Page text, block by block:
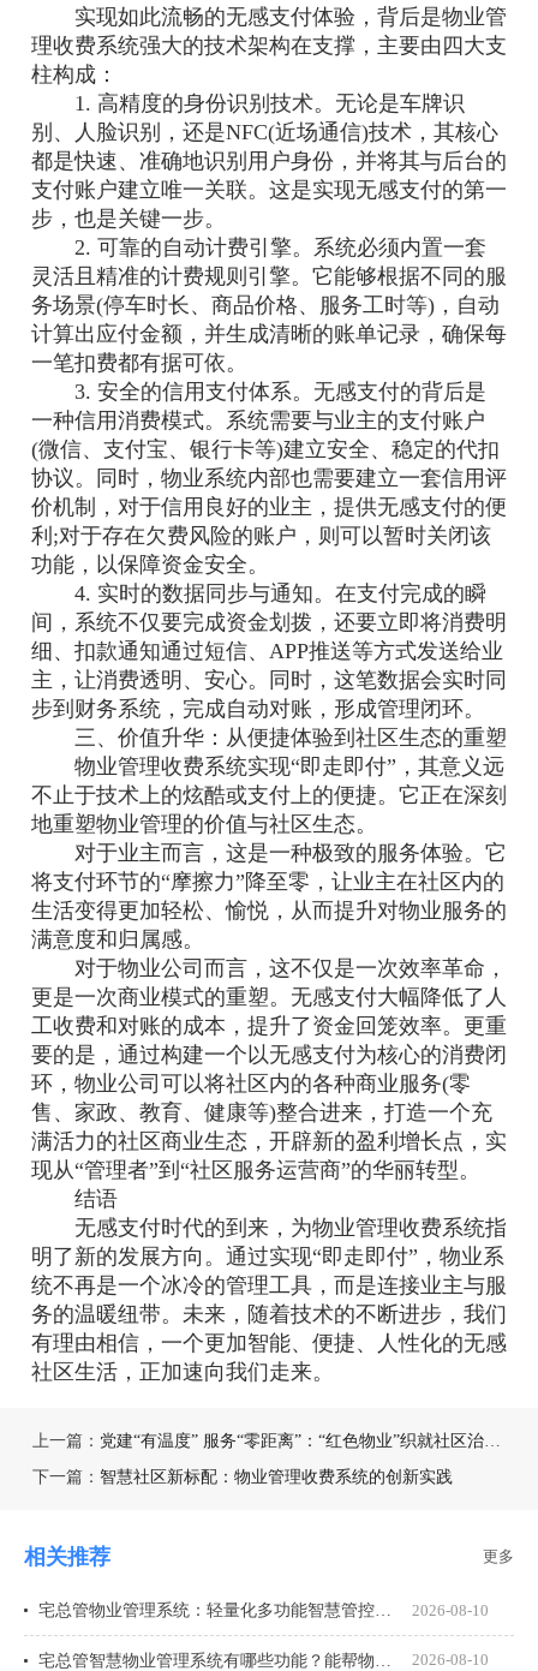
实现如此流畅的无感支付体验，背后是物业管
理收费系统强大的技术架构在支撑，主要由四大支
柱构成：
1. 高精度的身份识别技术。无论是车牌识
别、人脸识别，还是NFC(近场通信)技术，其核心
都是快速、准确地识别用户身份，并将其与后台的
支付账户建立唯一关联。这是实现无感支付的第一
步，也是关键一步。
2. 可靠的自动计费引擎。系统必须内置一套
灵活且精准的计费规则引擎。它能够根据不同的服
务场景(停车时长、商品价格、服务工时等)，自动
计算出应付金额，并生成清晰的账单记录，确保每
一笔扣费都有据可依。
3. 安全的信用支付体系。无感支付的背后是
一种信用消费模式。系统需要与业主的支付账户
(微信、支付宝、银行卡等)建立安全、稳定的代扣
协议。同时，物业系统内部也需要建立一套信用评
价机制，对于信用良好的业主，提供无感支付的便
利;对于存在欠费风险的账户，则可以暂时关闭该
功能，以保障资金安全。
4. 实时的数据同步与通知。在支付完成的瞬
间，系统不仅要完成资金划拨，还要立即将消费明
细、扣款通知通过短信、APP推送等方式发送给业
主，让消费透明、安心。同时，这笔数据会实时同
步到财务系统，完成自动对账，形成管理闭环。
三、价值升华：从便捷体验到社区生态的重塑
物业管理收费系统实现“即走即付”，其意义远
不止于技术上的炫酷或支付上的便捷。它正在深刻
地重塑物业管理的价值与社区生态。
对于业主而言，这是一种极致的服务体验。它
将支付环节的“摩擦力”降至零，让业主在社区内的
生活变得更加轻松、愉悦，从而提升对物业服务的
满意度和归属感。
对于物业公司而言，这不仅是一次效率革命，
更是一次商业模式的重塑。无感支付大幅降低了人
工收费和对账的成本，提升了资金回笼效率。更重
要的是，通过构建一个以无感支付为核心的消费闭
环，物业公司可以将社区内的各种商业服务(零
售、家政、教育、健康等)整合进来，打造一个充
满活力的社区商业生态，开辟新的盈利增长点，实
现从“管理者”到“社区服务运营商”的华丽转型。
结语
无感支付时代的到来，为物业管理收费系统指
明了新的发展方向。通过实现“即走即付”，物业系
统不再是一个冰冷的管理工具，而是连接业主与服
务的温暖纽带。未来，随着技术的不断进步，我们
有理由相信，一个更加智能、便捷、人性化的无感
社区生活，正加速向我们走来。
上一篇： 党建“有温度” 服务“零距离”：“红色物业”织就社区治理“幸福网”
下一篇： 智慧社区新标配：物业管理收费系统的创新实践
相关推荐 更多
2026-08-10
2026-08-10